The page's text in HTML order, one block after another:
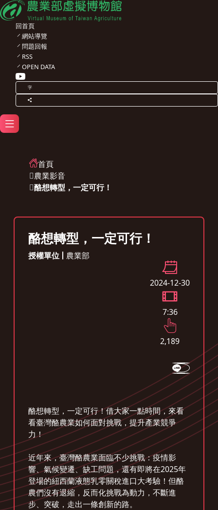
回首頁
網站導覽
問題回報
RSS
OPEN DATA
字
首頁
農業影音
酪想轉型，一定可行！
酪想轉型，一定可行！
授權單位 農業部
2024-12-30
7:36
2,189
酪想轉型，一定可行！借大家一點時間，來看
看臺灣酪農業如何面對挑戰，提升產業競爭
力！
近年來，臺灣酪農業面臨不少挑戰：疫情影
響、氣候變遷、缺工問題，還有即將在2025年
登場的紐西蘭液態乳零關稅進口大考驗！但酪
農們沒有退縮，反而化挑戰為動力，不斷進
步、突破，走出一條創新的路。